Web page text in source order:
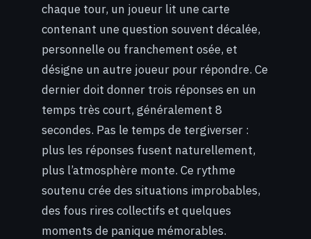
chaque tour, un joueur lit une carte
contenant une question souvent décalée,
personnelle ou franchement osée, et
désigne un autre joueur pour répondre. Ce
dernier doit donner trois réponses en un
temps très court, généralement 8
secondes. Pas le temps de tergiverser :
plus les réponses fusent naturellement,
plus l’atmosphère monte. Ce rythme
soutenu crée des situations improbables,
des fous rires collectifs et quelques
moments de panique mémorables.